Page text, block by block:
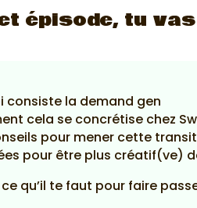
épisode, tu
consiste la demand gen
cela se concrétise chez
pour mener cette
pour être plus créatif(ve)
qu’il te faut pour faire